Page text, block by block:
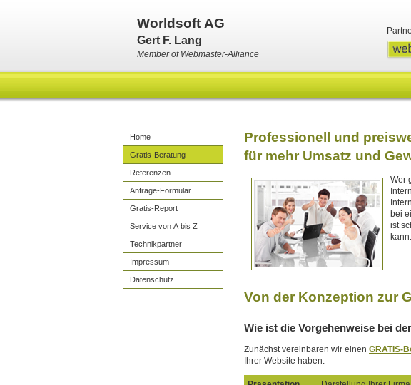
Worldsoft AG
Gert F. Lang
Member of Webmaster-Alliance
Home
Gratis-Beratung
Referenzen
Anfrage-Formular
Gratis-Report
Service von A bis Z
Technikpartner
Impressum
Datenschutz
Professionell und
für mehr Umsatz und
Wer
bei
ist
kann.
Von der Konzeption zur
Wie ist die Vorgehenweise bei
Zunächst vereinbaren wir einen GRATIS-
Ihrer Website haben: